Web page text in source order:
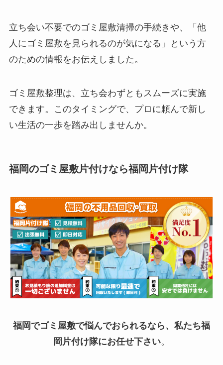
立ち会い不要でのゴミ屋敷清掃の手続きや、「他
人にゴミ屋敷を見られるのが気になる」という方
のための情報をお伝えしました。
ゴミ屋敷整理は、立ち会わずともスムーズに実施
できます。このタイミングで、プロに頼んで新し
い生活の一歩を踏み出しませんか。
福岡のゴミ屋敷片付けなら福岡片付け隊
福岡でゴミ屋敷で悩んでおられるなら、私たち福
岡片付け隊にお任せ下さい。